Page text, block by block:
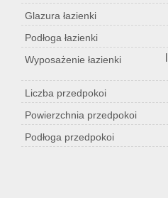
Glazura łazienki
Podłoga łazienki
Wyposażenie łazienki
Liczba przedpokoi
Powierzchnia przedpokoi
Podłoga przedpokoi